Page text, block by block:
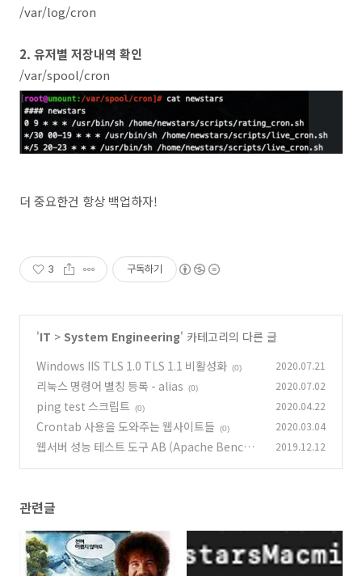
/var/log/cron
2. 유저별 저장내역 확인
/var/spool/cron
더 중요한건 항상 백업하자!
3 구독하기
'IT > System Engineering' 카테고리의 다른 글
Windows IIS TLS 1.0 TLS 1.1 비활성화 (0) 2020.07.21
리눅스 명령어 별칭 등록 - alias (0) 2020.07.02
ping test 스크립트 (0) 2020.04.22
Crontab 사용을 도와주는 웹사이트들 (0) 2020.03.04
웹서버 성능 테스트 도구 AB (Apache Bench) 2019.12.12
관련글